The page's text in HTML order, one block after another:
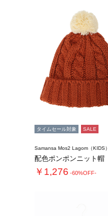
タイムセール対象 SALE
Samansa Mos2 Lagom（KIDS）
配色ポンポンニット帽
￥1,276 -60%OFF-